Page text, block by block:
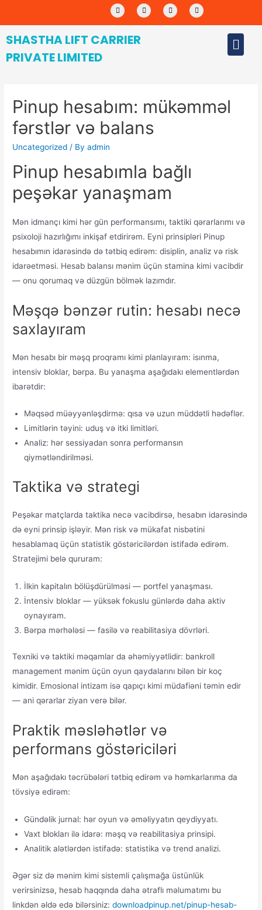
SHASTHA LIFT CARRIER
PRIVATE LIMITED
Pinup hesabım: mükəmməl
fərstlər və balans
Uncategorized / Byadmin
Pinup hesabımla bağlı
peşəkar yanaşmam
Mən idmançı kimi hər gün performansımı, taktiki qərarlarımı və
psixoloji hazırlığımı inkişaf etdirirəm. Eyni prinsipləri Pinup
hesabımın idarəsində də tətbiq edirəm: disiplin, analiz və risk
idarəetməsi. Hesab balansı mənim üçün stamina kimi vacibdir
— onu qorumaq və düzgün bölmək lazımdır.
Məşqə bənzər rutin: hesabı necə
saxlayıram
Mən hesabı bir məşq proqramı kimi planlayıram: isınma,
intensiv bloklar, bərpa. Bu yanaşma aşağıdakı elementlərdən
ibarətdir:
Məqsəd müəyyənləşdirmə: qısa və uzun müddətli hədəflər.
Limitlərin təyini: uduş və itki limitləri.
Analiz: hər sessiyadan sonra performansın
qiymətləndirilməsi.
Taktika və strategi
Peşəkar matçlarda taktika necə vacibdirsə, hesabın idarəsində
də eyni prinsip işləyir. Mən risk və mükafat nisbətini
hesablamaq üçün statistik göstəricilərdən istifadə edirəm.
Stratejimi belə qururam:
İlkin kapitalın bölüşdürülməsi — portfel yanaşması.
İntensiv bloklar — yüksək fokuslu günlərdə daha aktiv
oynayıram.
Bərpa mərhələsi — fasilə və reabilitasiya dövrləri.
Texniki və taktiki məqamlar da əhəmiyyətlidir: bankroll
management mənim üçün oyun qaydalarını bilən bir koç
kimidir. Emosional intizam isə qapıçı kimi müdafiəni təmin edir
— ani qərarlar ziyan verə bilər.
Praktik məsləhətlər və
performans göstəriciləri
Mən aşağıdakı təcrübələri tətbiq edirəm və həmkarlarıma da
tövsiyə edirəm:
Gündəlik jurnal: hər oyun və əməliyyatın qeydiyyatı.
Vaxt blokları ilə idarə: məşq və reabilitasiya prinsipi.
Analitik alətlərdən istifadə: statistika və trend analizi.
Əgər siz də mənim kimi sistemli çalışmağa üstünlük
verirsinizsə, hesab haqqında daha ətraflı məlumatımı bu
linkdən əldə edə bilərsiniz:downloadpinup.net/pinup-hesab-